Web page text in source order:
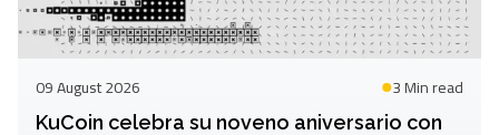
09 August 2026 3 Minread
KuCoin celebra su noveno aniversario con